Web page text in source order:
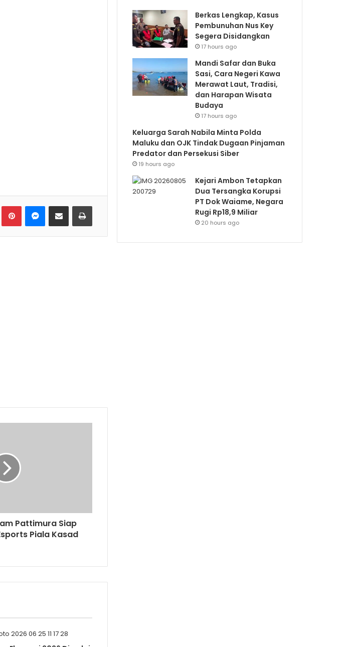
LinkedIn
Pattimura Siap
Piala Kasad
Berkas Lengkap, Kasus
Pembunuhan Nus Key
Segera Disidangkan
17 hours ago
Mandi Safar dan Buka
Sasi, Cara Negeri Kawa
Merawat Laut, Tradisi,
dan Harapan Wisata
Budaya
17 hours ago
Keluarga Sarah Nabila Minta Polda
Maluku dan OJK Tindak Dugaan Pinjaman
Predator dan Persekusi Siber
19 hours ago
Kejari Ambon Tetapkan
Dua Tersangka Korupsi
PT Dok Waiame, Negara
Rugi Rp18,9 Miliar
20 hours ago